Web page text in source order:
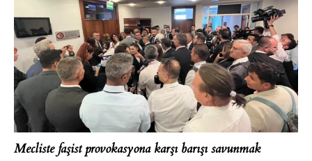
Mecliste faşist provokasyona karşı barışı savunmak